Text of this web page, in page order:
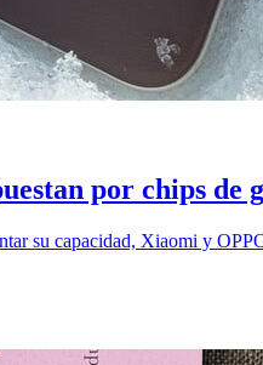
por chips
su capacidad, Xiaomi y